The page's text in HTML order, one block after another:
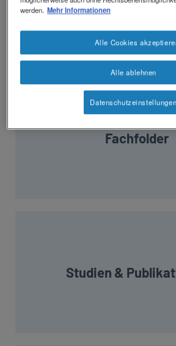
Mehr erfahren
Fachfolder​
Mehr erfahren
Studien &Mehr erfahren
werden. Mehr Informationen
Alle ablehnen
Alle Cookies
Datenschutzeinstellungen